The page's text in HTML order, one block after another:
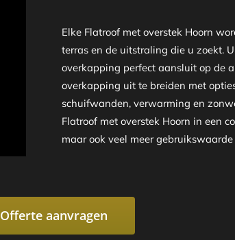
Elke Flatroof met overstek Hoorn
terras en de uitstraling die u zoekt.
overkapping perfect aansluit op de
overkapping uit te breiden met
schuifwanden, verwarming en
Flatroof met overstek Hoorn in een
maar ook veel meer
Offerte aanvragen